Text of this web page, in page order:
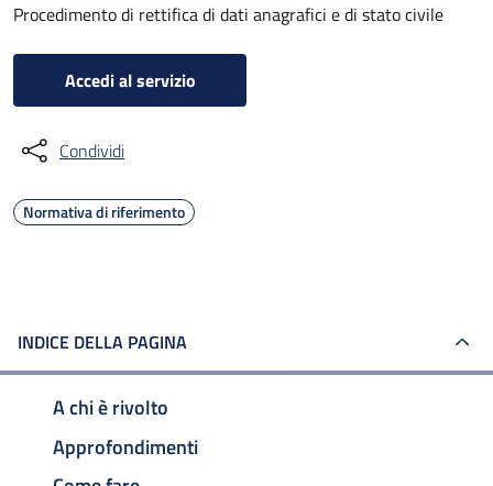
Procedimento di rettifica di dati anagrafici e di stato civile
Accedi al servizio
Condividi
Normativa di riferimento
INDICE DELLA PAGINA
A chi è rivolto
Approfondimenti